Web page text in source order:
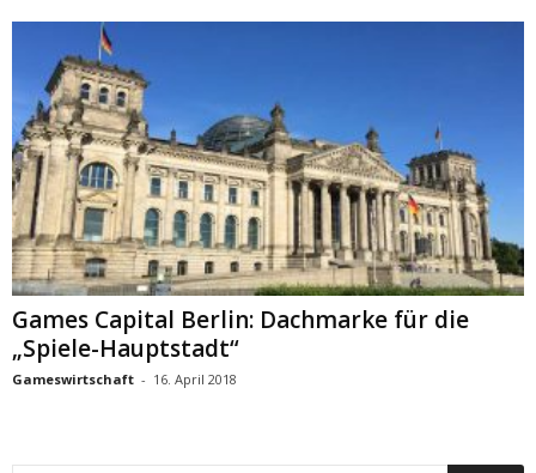
Games Capital Berlin: Dachmarke für die
„Spiele-Hauptstadt“
Gameswirtschaft - 16. April 2018